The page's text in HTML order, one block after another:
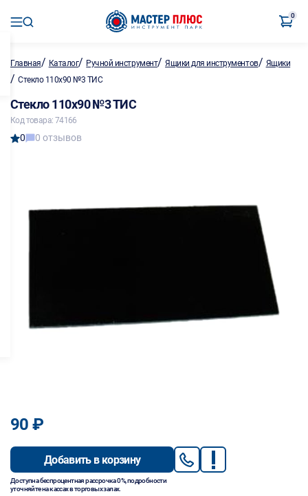
0
Главная/ Каталог/ Ручной инструмент/Ящики для инструментов/ Ящики
/ Стекло 110х90 №3 ТИС
Стекло 110х90 №3 ТИС
Код товара: 74166
0 0 отзывов
90 ₽
Добавить в корзину
Доступна беспроцентная рассрочка 0%, подробности
уточняйте на кассах в торговых залах.